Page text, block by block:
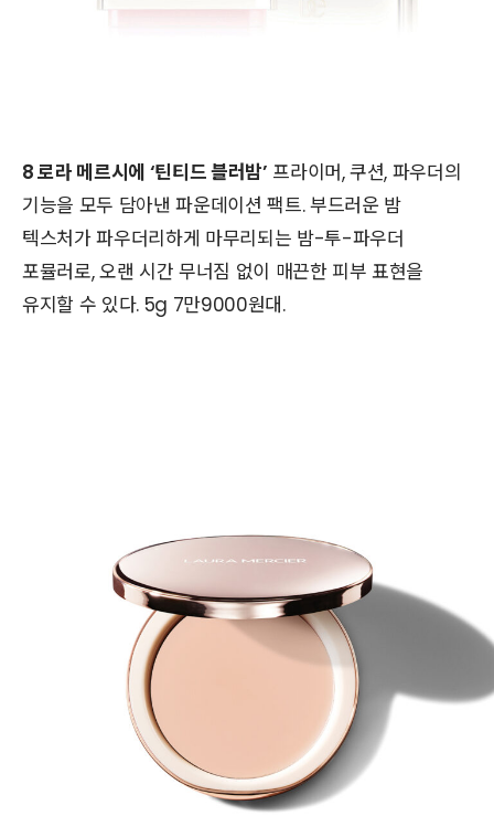
8 로라 메르시에 ‘틴티드 블러밤’ 프라이머, 쿠션, 파우더의
기능을 모두 담아낸 파운데이션 팩트. 부드러운 밤
텍스처가 파우더리하게 마무리되는 밤-투-파우더
포뮬러로, 오랜 시간 무너짐 없이 매끈한 피부 표현을
유지할 수 있다. 5g 7만9000원대.